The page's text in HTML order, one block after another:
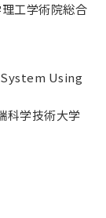
工学術院総合
Using
科学技術大学